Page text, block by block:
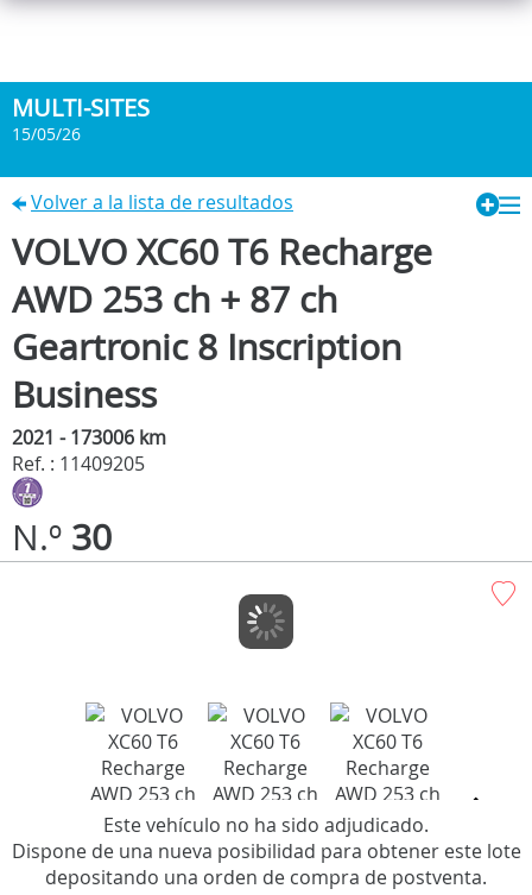
MULTI-SITES
15/05/26
Volver a la lista de resultados
VOLVO XC60 T6 Recharge
AWD 253 ch + 87 ch
Geartronic 8 Inscription
Business
2021 - 173006 km
Ref. : 11409205
N.º 30
Este vehículo no ha sido adjudicado.
Dispone de una nueva posibilidad para obtener este lote
depositando una orden de compra de postventa.